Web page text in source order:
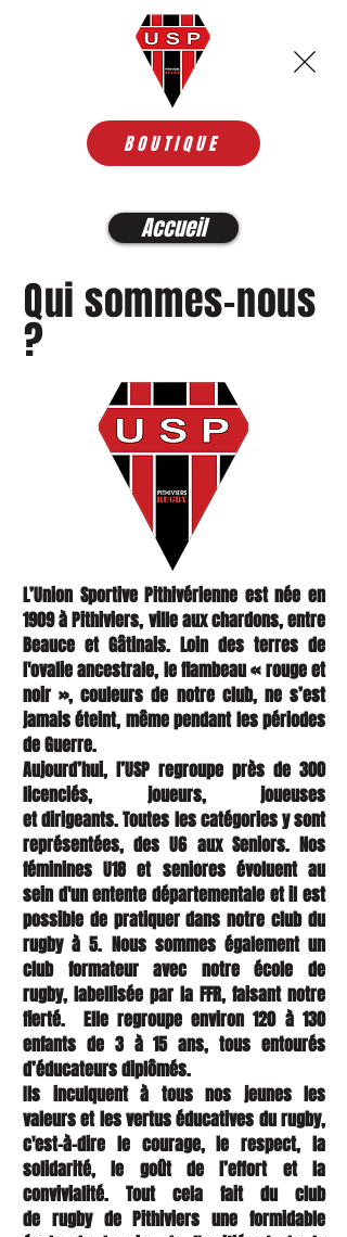
BOUTIQUE
Accueil
Qui sommes-nous
?
L’Union Sportive Pithivérienne est née en
1909 à Pithiviers, ville aux chardons,entre
Beauce et Gâtinais. Loin des terres de
l'ovalie ancestrale, le flambeau« rouge et
noir », couleurs de notre club, ne s’est
jamais éteint, même pendantles périodes
de Guerre.
Aujourd’hui, l’USP regroupe près de 300
licenciés, joueurs, joueuses
etdirigeants.Toutes les catégories y sont
représentées, des U6 aux Seniors. Nos
féminines U18 et seniores évoluent au
sein d'un entente départementale et il est
possible de pratiquer dans notre club du
rugby à 5. Nous sommes également un
club formateur avec notre école de
rugby, labellisée par la FFR, faisant notre
fierté. Elle regroupe environ 120 à 130
enfants de 3 à15 ans, tous entourés
d’éducateurs diplômés.
Ils inculquent à tous nos jeunes les
valeurs et les vertus éducatives du rugby,
c'est-à-dire le courage, le respect, la
solidarité, le goût de l’effort et la
convivialité. Tout cela fait du club
de rugby de Pithiviers une formidable